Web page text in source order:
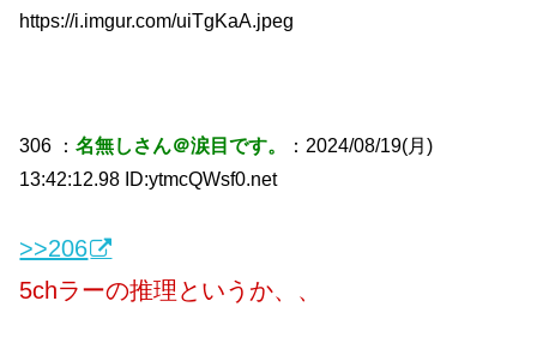
https://i.imgur.com/uiTgKaA.jpeg
306 ：名無しさん＠涙目です。
：2024/08/19(月)
13:42:12.98 ID:ytmcQWsf0.net
>>206
5chラーの推理というか、、